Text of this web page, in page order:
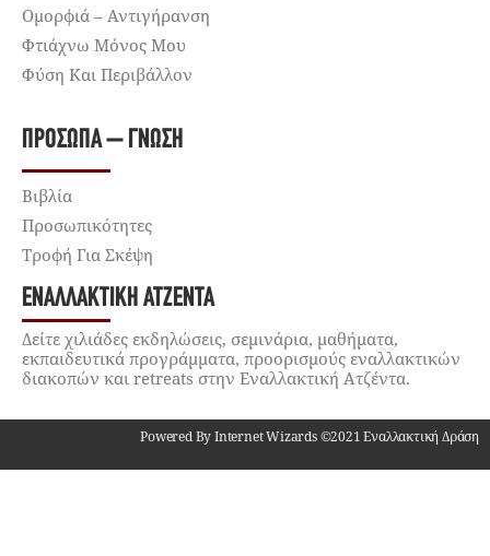
Ομορφιά – Αντιγήρανση
Φτιάχνω Μόνος Μου
Φύση Και Περιβάλλον
ΠΡΌΣΩΠΑ – ΓΝΏΣΗ
Βιβλία
Προσωπικότητες
Τροφή Για Σκέψη
ΕΝΑΛΛΑΚΤΙΚΉ ΑΤΖΈΝΤΑ
Δείτε χιλιάδες εκδηλώσεις, σεμινάρια, μαθήματα,
εκπαιδευτικά προγράμματα, προορισμούς εναλλακτικών
διακοπών και retreats στην Εναλλακτική Ατζέντα.
Powered By Internet Wizards ©2021 Εναλλακτική Δράση